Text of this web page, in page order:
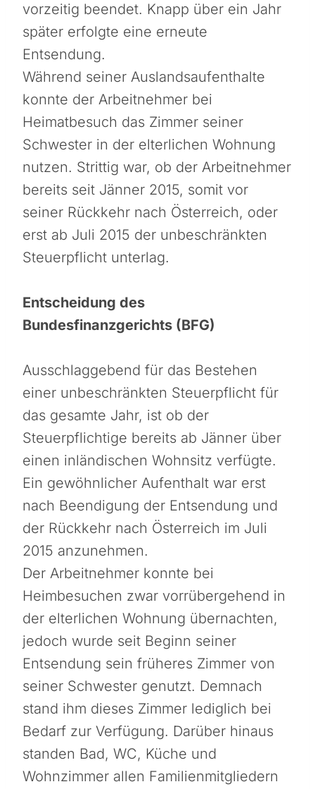
vorzeitig beendet. Knapp über ein Jahr
später erfolgte eine erneute
Entsendung.
Während seiner Auslandsaufenthalte
konnte der Arbeitnehmer bei
Heimatbesuch das Zimmer seiner
Schwester in der elterlichen Wohnung
nutzen. Strittig war, ob der Arbeitnehmer
bereits seit Jänner 2015, somit vor
seiner Rückkehr nach Österreich, oder
erst ab Juli 2015 der unbeschränkten
Steuerpflicht unterlag.
Entscheidung des
Bundesfinanzgerichts (BFG)
Ausschlaggebend für das Bestehen
einer unbeschränkten Steuerpflicht für
das gesamte Jahr, ist ob der
Steuerpflichtige bereits ab Jänner über
einen inländischen Wohnsitz verfügte.
Ein gewöhnlicher Aufenthalt war erst
nach Beendigung der Entsendung und
der Rückkehr nach Österreich im Juli
2015 anzunehmen.
Der Arbeitnehmer konnte bei
Heimbesuchen zwar vorrübergehend in
der elterlichen Wohnung übernachten,
jedoch wurde seit Beginn seiner
Entsendung sein früheres Zimmer von
seiner Schwester genutzt. Demnach
stand ihm dieses Zimmer lediglich bei
Bedarf zur Verfügung. Darüber hinaus
standen Bad, WC, Küche und
Wohnzimmer allen Familienmitgliedern